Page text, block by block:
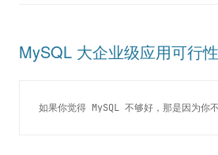
MySQL 大企业级应用可行
如果你觉得 MySQL 不够好，那是因为你不